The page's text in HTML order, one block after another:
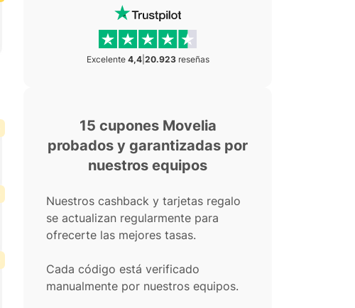
Excelente 4,4| 20.923reseñas
15 cupones Movelia
probados y garantizadas por
nuestros equipos
Nuestros cashback y tarjetas regalo
se actualizan regularmente para
ofrecerte las mejores tasas.
Cada código está verificado
manualmente por nuestros equipos.